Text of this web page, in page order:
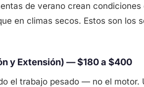
de verano crean
en climas secos. Estos son los
y Extensión) — $180 a $400
el trabajo pesado — no el motor.